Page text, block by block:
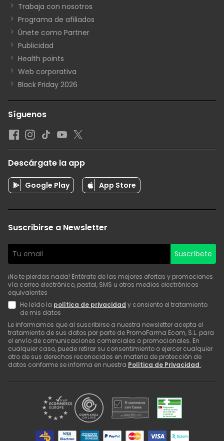
Trabaja con nosotros
Programa de afiliados
Únete como Partner
Publicidad
Health points
Web corporativa
Black Friday 2026
Síguenos
Descárgate la app
Google Play App Store
Suscribirse a Newsletter
Suscríbete
¡No te pierdas nada! Entérate de las mejores ofertas y promociones
vía correo electrónico, postal, SMS u otros medios electrónicos
equivalentes
He leído la política de privacidad y consiento el tratamiento
de mis datos
Le informamos que al suscribirse a nuestra newsletter acepta el
tratamiento de sus datos por parte de PromoFarma Ecom, S.L. para
el envío de comunicaciones comerciales o promocionales. En
cualquier caso, puede retirar su consentimiento o ejercer cualquier
otro de sus derechos reconocidos en materia de protección de
datos conforme se informa en nuestra Política de Privacidad .